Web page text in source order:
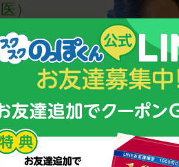
医）
湯田貴江
心理カウンセ
ラー・講師
鈴木雅幸